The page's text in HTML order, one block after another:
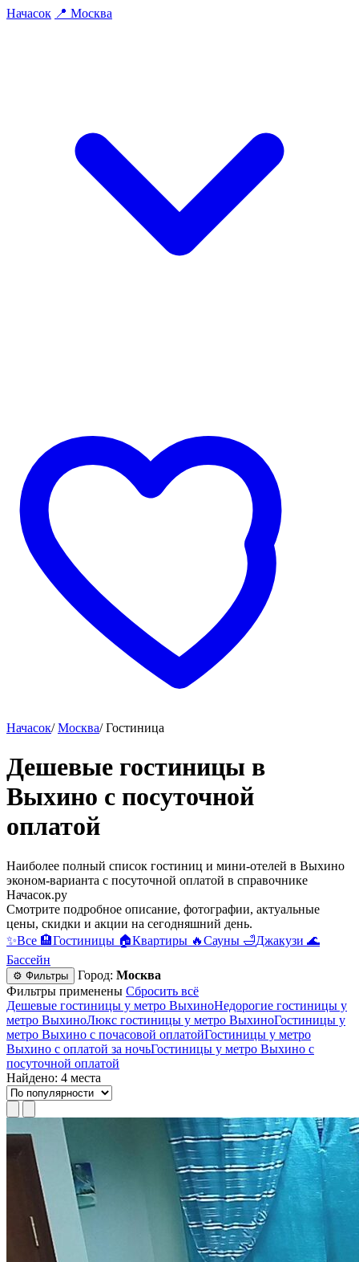
Начасок 📍 Москва
Начасок/ Москва/ Гостиница
Дешевые гостиницы в
Выхино c посуточной
оплатой
Наиболее полный список гостиниц и мини-отелей в Выхино
эконом-варианта c посуточной оплатой в справочнике
Начасок.ру
Смотрите подробное описание, фотографии, актуальные
цены, скидки и акции на сегодняшний день.
✨Все 🏨Гостиницы 🏠Квартиры 🔥Сауны 🛁Джакузи 🌊
Бассейн
⚙ Фильтры Город: Москва
Фильтры применены Сбросить всё
Дешевые гостиницы у метро ВыхиноНедорогие гостиницы у
метро ВыхиноЛюкс гостиницы у метро ВыхиноГостиницы у
метро Выхино c почасовой оплатойГостиницы у метро
Выхино с оплатой за ночьГостиницы у метро Выхино c
посуточной оплатой
Найдено: 4 места